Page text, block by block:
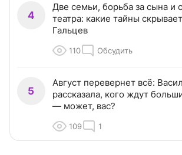
4
Две семьи, борьба за сына и
театра: какие тайны
Гальцев
110 Обсудить
5
Август перевернет всё:
рассказала, кого ждут
— может, вас?
109 1